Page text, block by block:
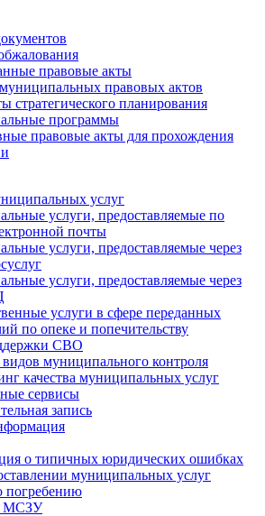
правовые акты
правовых актов
стратегического планирования
программы
правовые акты для прохождения
услуг
услуги, предоставляемые по
почты
услуги, предоставляемые через
услуги, предоставляемые через
услуги в сфере переданных
по опеке и попечительству
СВО
муниципального контроля
качества муниципальных услуг
сервисы
запись
о типичных юридических ошибках
муниципальных услуг
погребению
МСЗУ